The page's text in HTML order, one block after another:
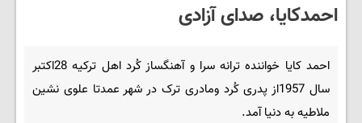
احمدکایا، صدای آزادی
احمد کایا خواننده ترانه سرا و آهنگساز کُرد اهل ترکیه 28اکتبر
سال 1957از پدری کُرد ومادری ترک در شهر عمدتا علوی نشین
ملاطیه به دنیا آمد.